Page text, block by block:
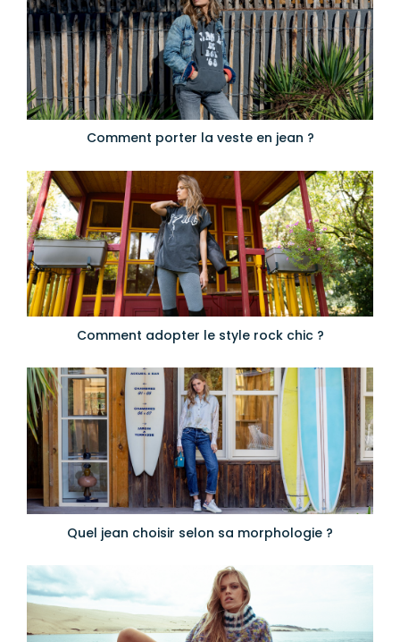
Comment porter la veste en jean ?
Comment adopter le style rock chic ?
Quel jean choisir selon sa morphologie ?